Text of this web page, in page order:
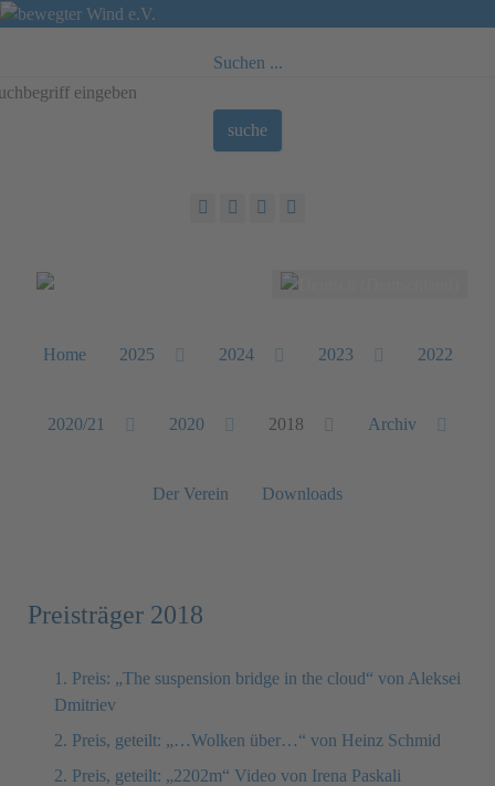
Suchen ...
suche
Sprache auswählen
Home 2025 2024 2023 2022
2020/21 2020 2018 Archiv
Der Verein Downloads
Preisträger 2018
1. Preis: „The suspension bridge in the cloud“ von Aleksei
Dmitriev
2. Preis, geteilt: „…Wolken über…“ von Heinz Schmid
2. Preis, geteilt: „2202m“ Video von Irena Paskali